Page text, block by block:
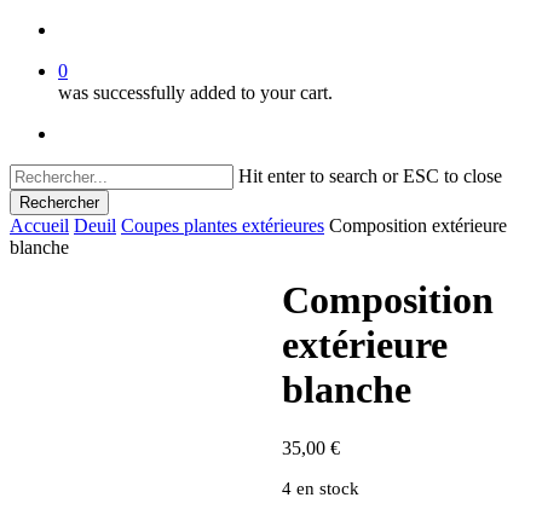
0
was successfully added to your cart.
Hit enter to search or ESC to close
Rechercher
Close
Search
Accueil Deuil Coupes plantes extérieures Composition extérieure
blanche
Composition
extérieure
blanche
35,00 €
4 en stock